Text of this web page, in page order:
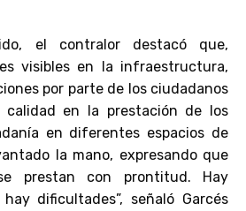
el contralor destacó que,
visibles en la infraestructura,
por parte de los ciudadanos
calidad en la prestación de los
en diferentes espacios de
la mano, expresando que
prestan con prontitud. Hay
dificultades”, señaló Garcés